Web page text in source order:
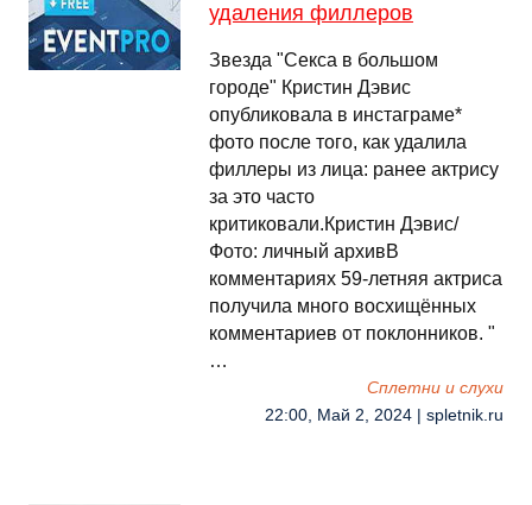
удаления филлеров
Звезда "Секса в большом
городе" Кристин Дэвис
опубликовала в инстаграме*
фото после того, как удалила
филлеры из лица: ранее актрису
за это часто
критиковали.Кристин Дэвис/
Фото: личный архивВ
комментариях 59-летняя актриса
получила много восхищённых
комментариев от поклонников. "
…
Сплетни и слухи
22:00, Май 2, 2024 | spletnik.ru